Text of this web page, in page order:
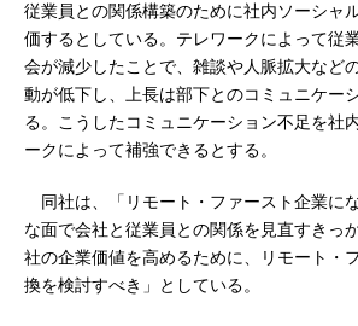
従業員との関係構築のために社内ソーシャ
価するとしている。テレワークによって従
会が減少したことで、雑談や人脈拡大など
動が低下し、上長は部下とのコミュニケー
る。こうしたコミュニケーション不足を社
ークによって補強できるとする。
同社は、「リモート・ファースト企業に
な面で会社と従業員との関係を見直すきっ
社の企業価値を高めるために、リモート・
換を検討すべき」としている。